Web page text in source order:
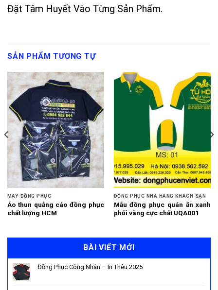
Đặt Tâm Huyết Vào Từng Sản Phẩm.
SẢN PHẨM TƯƠNG TỰ
MAY ĐỒNG PHỤC
Áo thun quảng cáo đồng phục
chất lượng HCM
ĐỒNG PHỤC NHÀ HÀNG KHÁCH SẠN
Mẫu đồng phục quán ăn xanh
phối vàng cực chất UQA001
BÀI VIẾT MỚI
Đồng Phục Công Nhân – In Thêu 2025